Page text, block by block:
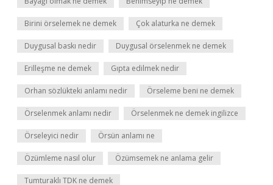
Birini örselemek ne demek Çok alaturka ne demek
Duygusal baskı nedir Duygusal örselenmek ne demek
Erilleşme ne demek Gıpta edilmek nedir
Orhan sözlükteki anlamı nedir Örseleme beni ne demek
Örselenmek anlamı nedir Örselenmek ne demek ingilizce
Örseleyici nedir Örsün anlamı ne
Özümleme nasıl olur Özümsemek ne anlama gelir
Tumturaklı TDK ne demek